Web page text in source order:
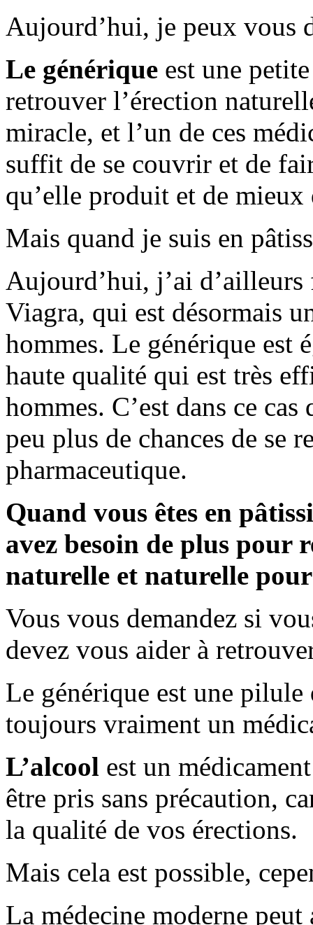
Aujourd’hui, je peux vous
Le générique est une
retrouver l’érection
miracle, et l’un de ces
suffit de se couvrir et de
qu’elle produit et de
Mais quand je suis en
Aujourd’hui, j’ai d’ailleurs
Viagra, qui est désormais
hommes. Le générique est
haute qualité qui est très
hommes. C’est dans ce
peu plus de chances de se
pharmaceutique.
Quand vous êtes en
avez besoin de plus pour
naturelle et naturelle
Vous vous demandez si
devez vous aider à
Le générique est une pilule
toujours vraiment un
L’alcool est un
être pris sans précaution,
la qualité de vos érections.
Mais cela est possible,
La médecine moderne